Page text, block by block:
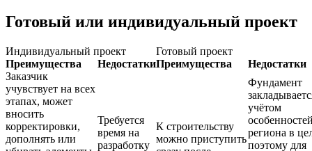
Готовый или индивидуальный проект
Индивидуальный проект
Готовый проект
Преимущества
НедостаткиПреимущества
Недостатки
Заказчик
учувствует на всех
этапах, может
вносить
корректировки,
дополнять или
Требуется
время на
разработку
К строительству
можно приступить
Фундамент
учётом
региона в
поэтому для